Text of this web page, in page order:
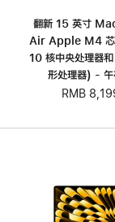
翻新 15 英寸
Air Apple M4 芯
10 核中央处理器
形处理器) - 午
RMB